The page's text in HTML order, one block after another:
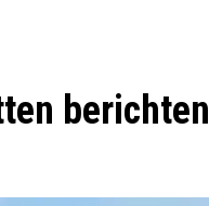
berichten